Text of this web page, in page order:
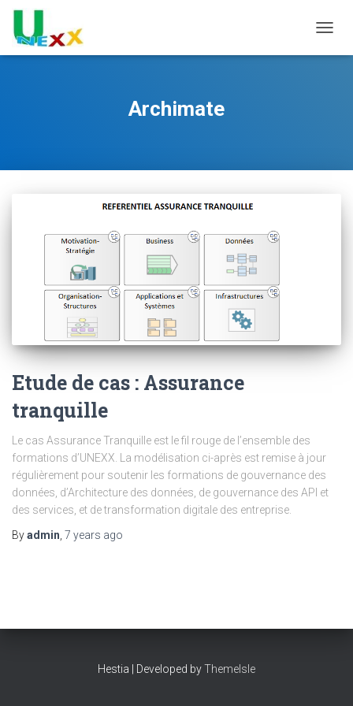
Archimate
Etude de cas : Assurance
tranquille
Le cas Assurance Tranquille est le fil rouge de l’ensemble des
formations d’UNEXX. La modélisation ci-après est remise à jour
régulièrement pour soutenir les formations de gouvernance des
données, d’Architecture des données, de gouvernance des API et
des services, et de transformation digitale des entreprise.
Byadmin 7 years ago
Hestia | Developed byThemeIsle